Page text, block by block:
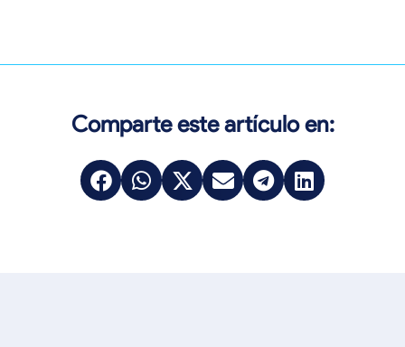
Comparte este artículo en: